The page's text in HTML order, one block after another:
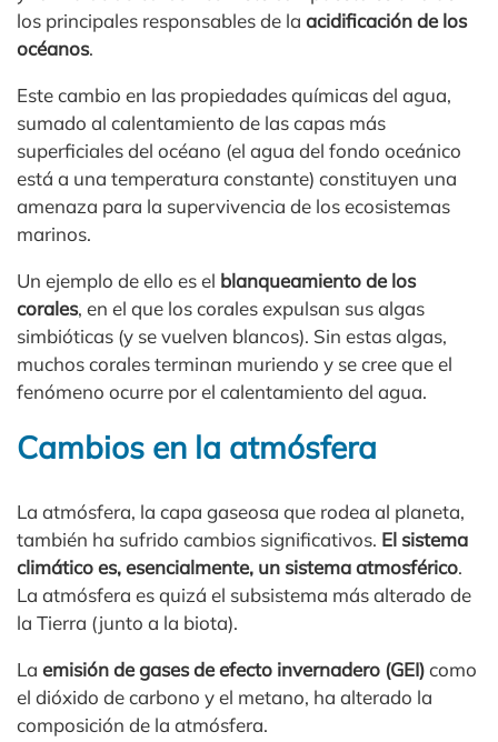
los principales responsables de la acidificación de los
océanos.
Este cambio en las propiedades químicas del agua,
sumado al calentamiento de las capas más
superficiales del océano (el agua del fondo oceánico
está a una temperatura constante) constituyen una
amenaza para la supervivencia de los ecosistemas
marinos.
Un ejemplo de ello es el blanqueamiento de los
corales, en el que los corales expulsan sus algas
simbióticas (y se vuelven blancos). Sin estas algas,
muchos corales terminan muriendo y se cree que el
fenómeno ocurre por el calentamiento del agua.
Cambios en la atmósfera
La atmósfera, la capa gaseosa que rodea al planeta,
también ha sufrido cambios significativos. El sistema
climático es, esencialmente, un sistema atmosférico.
La atmósfera es quizá el subsistema más alterado de
la Tierra (junto a la biota).
La emisión de gases de efecto invernadero (GEI)como
el dióxido de carbono y el metano, ha alterado la
composición de la atmósfera.